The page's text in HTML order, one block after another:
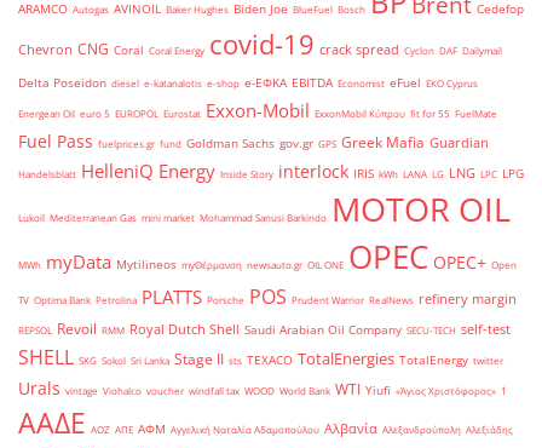
ARAMCO Autogas AVINOIL Baker Hughes Biden Joe BlueFuel Bosch Cedefop
Chevron CNG Coral Coral Energy covid-19 crack spread Cyclon DAF Dailymail
Delta Poseidon diesel e-katanalotis e-shop e-ΕΦΚΑ EBITDA Economist eFuel EKO Cyprus
Energean Oil euro 5 EUROPOL Eurostat Exxon-Mobil ExxonMobil Κύπρου fit for 55 FuelMate
Fuel Pass fuelprices.gr fund Goldman Sachs gov.gr GPS Greek Mafia Guardian
Handelsblatt HelleniQ Energy Inside Story interlock IRIS kWh LANA LG LNG LPC LPG
Lukoil Mediterranean Gas mini market Mohammad Sanusi Barkindo MOTOR OIL
MWh myData Mytilineos myΘέρμανση newsauto.gr OIL ONE OPEC OPEC+ Open
TV Optima Bank Petrolina PLATTS Porsche POS Prudent Warrior RealNews refinery margin
REPSOL Revoil RMM Royal Dutch Shell Saudi Arabian Oil Company SECU-TECH self-test
SHELL SKG Sokol Sri Lanka Stage II sts TEXACO TotalEnergies TotalEnergy twitter
Urals vintage Viohalco voucher windfall tax WOOD World Bank WTI Yiufi «Άγιος Χριστόφορος» ΄1
ΑΑΔΕ ΑΟΖ ΑΠΕ ΑΦΜ Αγγελική Ναταλία Αδαμοπούλου Αλβανία Αλεξανδρούπολη Αλεξιάδης